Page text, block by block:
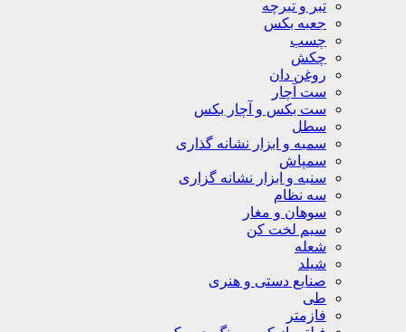
تبر و تبرچه
جعبه بکس
چسب
چکش
روغن دان
ست آچار
ست بکس و آچار بکس
سطل
سمبه و ابزار نشانه گذاری
سمپاش
سنبه و ابزار نشانه گزاری
سه نظام
سوهان و مغار
سیم لخت کن
شعله
شیلد
صنایع دستی و هنری
طی
فازمتر